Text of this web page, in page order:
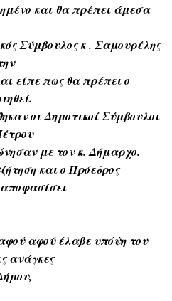
και θα πρέπει άμεσα
Σύμβουλος κ . Σαμουρέλης
είπε πως θα πρέπει ο
οι Δημοτικοί Σύμβουλοι
με τον κ. Δήμαρχο.
και ο Πρόεδρος
αφού έλαβε υπόψη του
ανάγκες